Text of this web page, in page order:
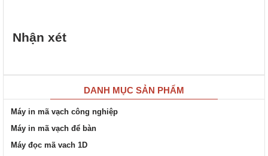
Nhận xét
DANH MỤC SẢN PHẨM
Máy in mã vạch công nghiệp
Máy in mã vạch để bàn
Máy đọc mã vach 1D